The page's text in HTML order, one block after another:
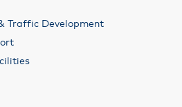
Traffic Development